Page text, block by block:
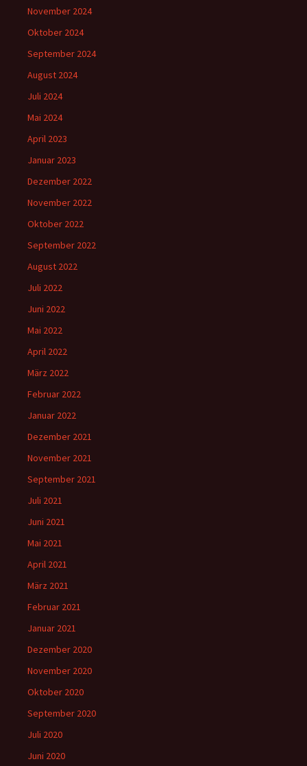
November 2024
Oktober 2024
September 2024
August 2024
Juli 2024
Mai 2024
April 2023
Januar 2023
Dezember 2022
November 2022
Oktober 2022
September 2022
August 2022
Juli 2022
Juni 2022
Mai 2022
April 2022
März 2022
Februar 2022
Januar 2022
Dezember 2021
November 2021
September 2021
Juli 2021
Juni 2021
Mai 2021
April 2021
März 2021
Februar 2021
Januar 2021
Dezember 2020
November 2020
Oktober 2020
September 2020
Juli 2020
Juni 2020